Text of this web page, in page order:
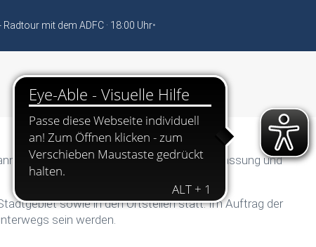
mit dem ADFC · 18:00 Uhr•
Kanalbefahrung dient der Zustandserfassung und
sowie in den Ortsteilen statt. Im Auftrag der
sein werden.